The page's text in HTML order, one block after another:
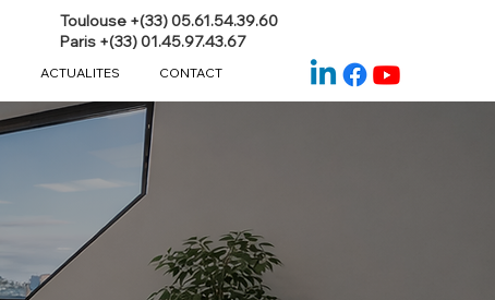
Toulouse +(33) 05.61.54.39.60
Paris +(33) 01.45.97.43.67
ACTUALITES CONTACT